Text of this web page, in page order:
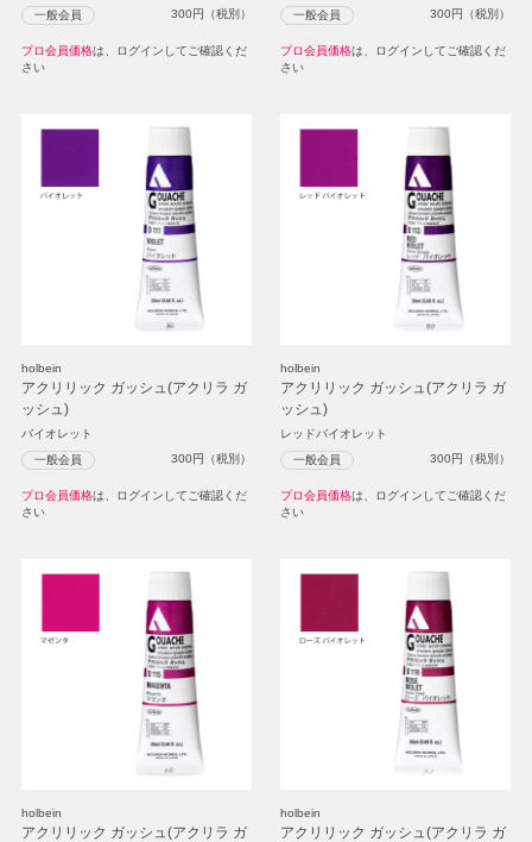
一般会員 300円（税別）
プロ会員価格は、ログインしてご確認くだ
さい
一般会員 300円（税別）
プロ会員価格は、ログインしてご確認くだ
さい
holbein
アクリリック ガッシュ(アクリラ ガ
ッシュ)
バイオレット
一般会員 300円（税別）
プロ会員価格は、ログインしてご確認くだ
さい
holbein
アクリリック ガッシュ(アクリラ ガ
ッシュ)
レッドバイオレット
一般会員 300円（税別）
プロ会員価格は、ログインしてご確認くだ
さい
holbein
アクリリック ガッシュ(アクリラ ガ
holbein
アクリリック ガッシュ(アクリラ ガ